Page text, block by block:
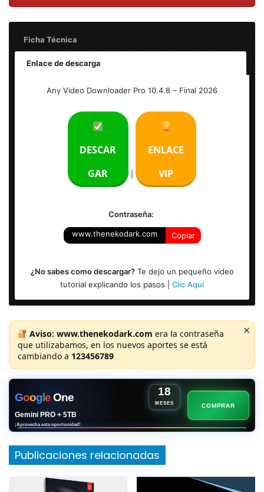
Ficha Técnica
Enlace de descarga
Tamaño: 50 MB
Any Video Downloader Pro 10.4.8 – Final 2026
DESCAR
GAR
ENLACE
VIP
Contraseña:
www.thenekodark.com Copiar
¿No sabes como descargar?Te dejo un pequeño vídeo
tutorial explicando los pasos | Clic Aquí
Aviso: www.thenekodark.com era la contraseña
que utilizabamos, en los nuevos aportes se está
cambiando a 123456789
×
GoogeOne 18
MESES
Gemini PRO + 5TB
¡Aprovecha esta oportunidad!
COMPRAR
Publicaciones relacionadas